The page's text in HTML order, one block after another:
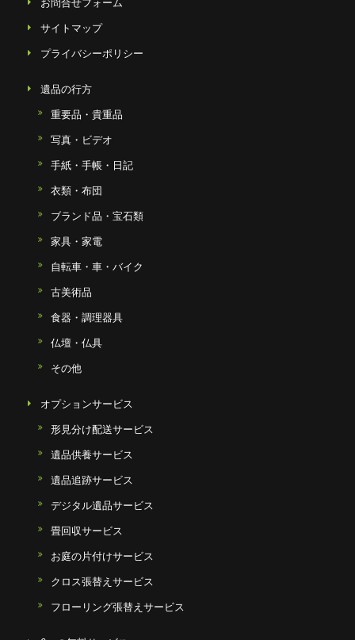
お問合せフォーム
サイトマップ
プライバシーポリシー
遺品の行方
重要品・貴重品
写真・ビデオ
手紙・手帳・日記
衣類・布団
ブランド品・宝石類
家具・家電
自転車・車・バイク
古美術品
食器・調理器具
仏壇・仏具
その他
オプションサービス
形見分け配送サービス
遺品供養サービス
遺品追跡サービス
デジタル遺品サービス
畳回収サービス
お庭の片付けサービス
クロス張替えサービス
フローリング張替えサービス